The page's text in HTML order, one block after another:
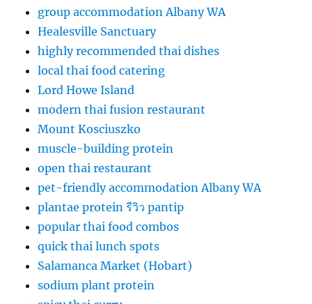
group accommodation Albany WA
Healesville Sanctuary
highly recommended thai dishes
local thai food catering
Lord Howe Island
modern thai fusion restaurant
Mount Kosciuszko
muscle-building protein
open thai restaurant
pet-friendly accommodation Albany WA
plantae protein รีวิว pantip
popular thai food combos
quick thai lunch spots
Salamanca Market (Hobart)
sodium plant protein